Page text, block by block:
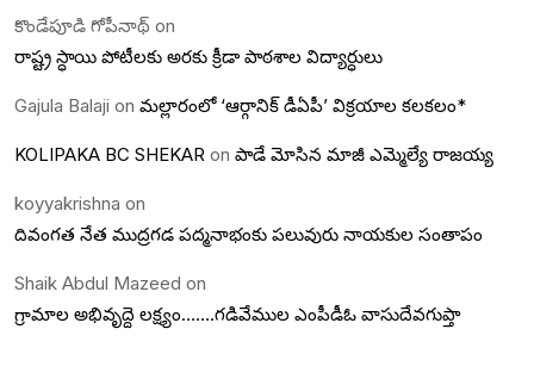
కొండేపూడి గోపీనాథ్ on
రాష్ట్ర స్ధాయి పోటీలకు అరకు క్రీడా పాఠశాల విద్యార్ధులు
Gajula Balaji on మల్లారంలో ‘ఆర్గానిక్ డీఏపీ’ విక్రయాల కలకలం*
KOLIPAKA BC SHEKAR on పాడే మోసిన మాజీ ఎమ్మెల్యే రాజయ్య
koyyakrishna on
దివంగత నేత ముద్రగడ పద్మనాభంకు పలువురు నాయకుల సంతాపం
Shaik Abdul Mazeed on
గ్రామాల అభివృద్దె లక్ష్యం…….గడివేముల ఎంపీడీఓ వాసుదేవగుప్తా